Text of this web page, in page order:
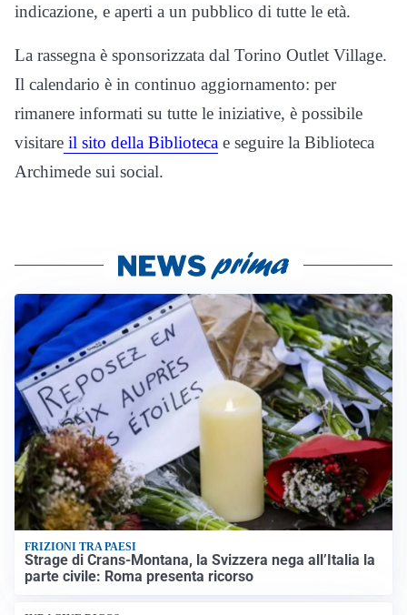
indicazione, e aperti a un pubblico di tutte le età.
La rassegna è sponsorizzata dal Torino Outlet Village.
Il calendario è in continuo aggiornamento: per
rimanere informati su tutte le iniziative, è possibile
visitare il sito della Biblioteca e seguire la Biblioteca
Archimede sui social.
FRIZIONI TRA PAESI
Strage di Crans-Montana, la Svizzera nega all’Italia la
parte civile: Roma presenta ricorso